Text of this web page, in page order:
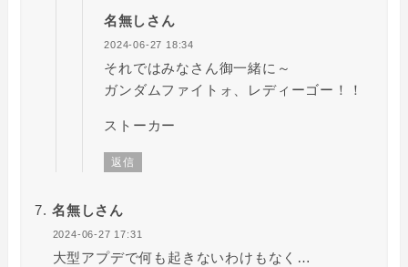
名無しさん
2024-06-27 18:34
それではみなさん御一緒に～
ガンダムファイトォ、レディーゴー！！
ストーカー
返信
名無しさん
2024-06-27 17:31
大型アプデで何も起きないわけもなく…